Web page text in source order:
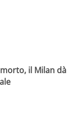
il Milan dà